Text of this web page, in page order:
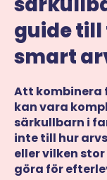
guide
smart
Att kombinera
kan vara
särkullbarn i
inte till hur
eller vilken
göra för